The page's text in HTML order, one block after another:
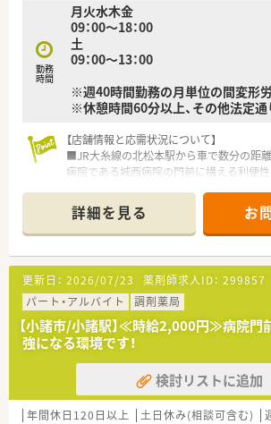
勤務
時間
月火水木金
09：00～18：00
土
09：00～13：00
※週40時間勤務の月単位の間変形
※休憩時間60分以上、その他法定通
【店舗情報と応需状況について】
■JR大糸線の北松本駅から車で数分の距
病院である城西病院の門前に構える利便
■応需科目は総合科目となっており、1日
箋を受け付けているため、幅広い薬学知識
す。
■薬剤師は常勤5名と非常勤4名に加え、
籍する複数名体制のため、一人ひとりの負
【法人特徴について】
■明治37年の創業から100年以上の歴史を
グループの一員として全国に店舗を拡大し
す。
■長野県を中心にドラッグストアや調剤薬
しており、盤石な経営基盤と充実した福利
す。
■2021年には健康経営優良法人に認定さ
詳細を見る お
更新日： 2026/07/23 薬剤師求人ID： 299857
パート・アルバイト
調剤薬局
【小諸市/小諸駅】≪時給2,000円≫病院門
強になる環境です！
検討リストに追加
年間休日120日以上 土日休み(相談可含む)